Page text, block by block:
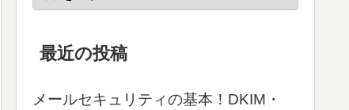
最近の投稿
メールセキュリティの基本！DKIM・